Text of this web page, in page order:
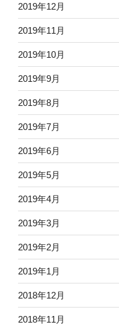
2019年12月
2019年11月
2019年10月
2019年9月
2019年8月
2019年7月
2019年6月
2019年5月
2019年4月
2019年3月
2019年2月
2019年1月
2018年12月
2018年11月